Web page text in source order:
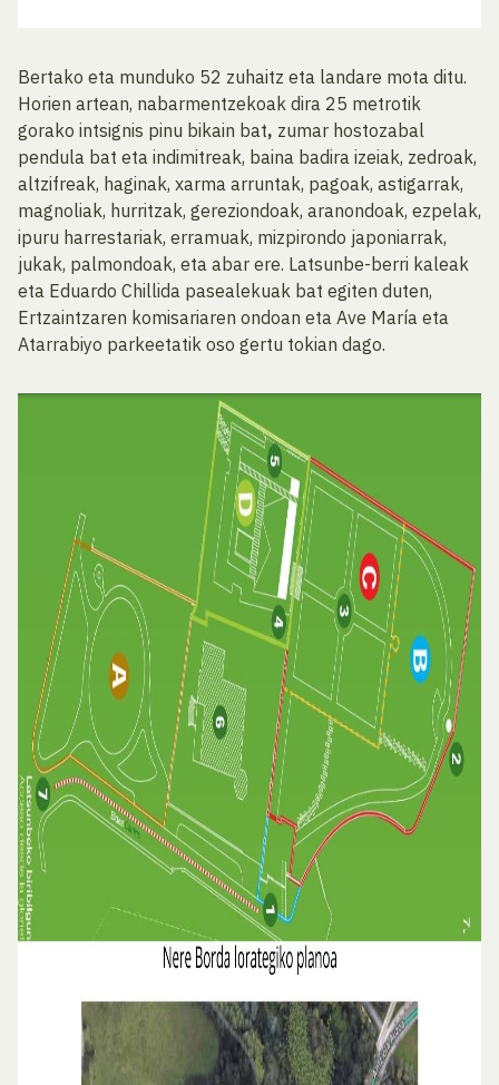
Bertako eta munduko 52 zuhaitz eta landare mota ditu.
Horien artean, nabarmentzekoak dira 25 metrotik
gorako intsignis pinu bikain bat, zumar hostozabal
pendula bat eta indimitreak, baina badira izeiak, zedroak,
altzifreak, haginak, xarma arruntak, pagoak, astigarrak,
magnoliak, hurritzak, gereziondoak, aranondoak, ezpelak,
ipuru harrestariak, erramuak, mizpirondo japoniarrak,
jukak, palmondoak, eta abar ere. Latsunbe-berri kaleak
eta Eduardo Chillida pasealekuak bat egiten duten,
Ertzaintzaren komisariaren ondoan eta Ave María eta
Atarrabiyo parkeetatik oso gertu tokian dago.